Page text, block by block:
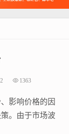
1363
影响价格的因
。由于市场波